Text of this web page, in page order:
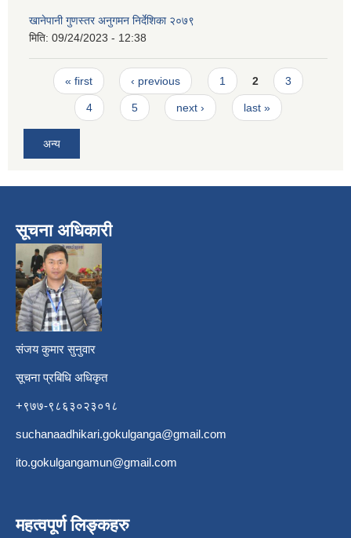
खानेपानी गुणस्तर अनुगमन निर्देशिका २०७९
मिति: 09/24/2023 - 12:38
Pages
« first ‹ previous 1 2 3
4 5 next › last »
अन्य
सूचना अधिकारी
संजय कुमार सुनुवार
सूचना प्रबिधि अधिकृत
+९७७-९८६३०२३०१८
suchanaadhikari.gokulganga@gmail.com
ito.gokulgangamun@gmail.com
महत्वपूर्ण लिङ्कहरु